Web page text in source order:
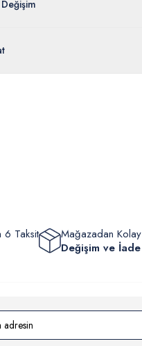
6 Taksit
Mağazadan Kolay
Değişim ve İade